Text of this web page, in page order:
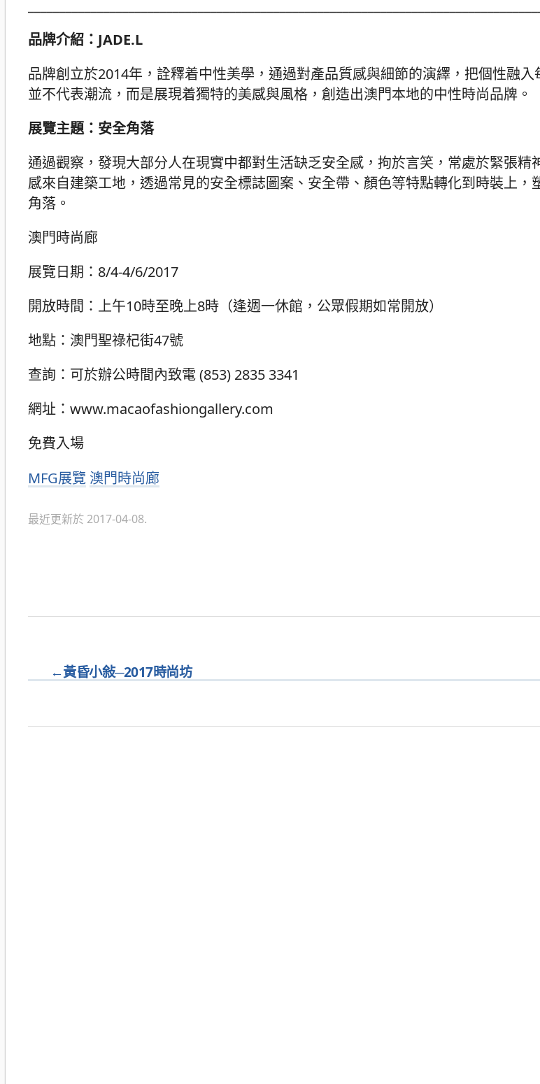
品牌介紹： JADE.L
品牌創立於2014年，詮釋着中性美學，通過對產品質感與細節的演繹，把個性融
並不代表潮流，而是展現着獨特的美感與風格，創造出澳門本地的中性時尚品牌。
展覽主題：安全角落
通過觀察，發現大部分人在現實中都對生活缺乏安全感，拘於言笑，常處於緊張
感來自建築工地，透過常見的安全標誌圖案、安全帶、顏色等特點轉化到時裝上
角落。
澳門時尚廊
展覽日期：8/4-4/6/2017
開放時間：上午10時至晚上8時（逢週一休館，公眾假期如常開放）
地點：澳門聖祿杞街47號
查詢：可於辦公時間內致電 (853) 2835 3341
網址：www.macaofashiongallery.com
免費入場
分
MFG展覽 澳門時尚廊
最近更新於 2017-04-08.
←黃昏小敍─2017時尚坊